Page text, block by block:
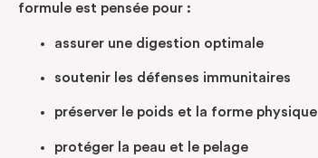
formule est pensée pour :
assurer une digestion optimale
soutenir les défenses immunitaires
préserver le poids et la forme physique
protéger la peau et le pelage